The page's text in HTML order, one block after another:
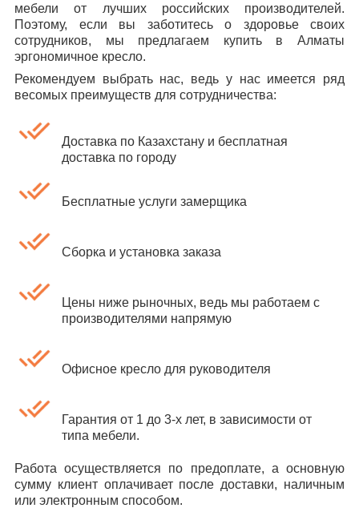
мебели от лучших российских производителей.
Поэтому, если вы заботитесь о здоровье своих
сотрудников, мы предлагаем купить в Алматы
эргономичное кресло.
Рекомендуем выбрать нас, ведь у нас имеется ряд
весомых преимуществ для сотрудничества:
Доставка по Казахстану и бесплатная
доставка по городу
Бесплатные услуги замерщика
Сборка и установка заказа
Цены ниже рыночных, ведь мы работаем с
производителями напрямую
Офисное кресло для руководителя
Гарантия от 1 до 3-х лет, в зависимости от
типа мебели.
Работа осуществляется по предоплате, а основную
сумму клиент оплачивает после доставки, наличным
или электронным способом.